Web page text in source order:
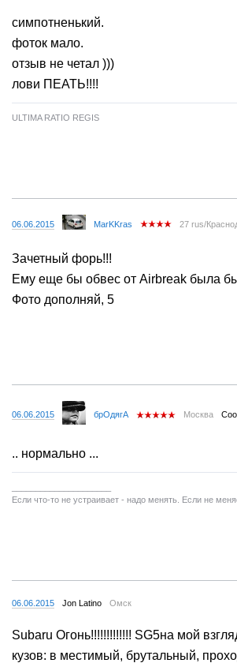
симпотненький.
фоток мало.
отзыв не четал )))
лови ПЕАТЬ!!!!
ULTIMA RATIO REGIS
06.06.2015 MarKKras 27 rus/
Зачетный форь!!!
Ему еще бы обвес от Airbreak была бы
Фото дополняй, 5
06.06.2015 брОдягА Москва
.. нормально ...
Если что-то не устраивает - надо менять. Если не
06.06.2015 Jon Latino Омск
Subaru Огонь!!!!!!!!!!!!! SG5на мой
кузов: в местимый, брутальный,